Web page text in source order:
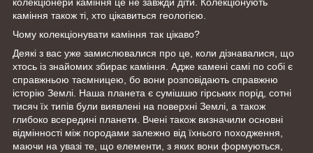
колекціонери каміння це не завжди діти. Колекціонують
каміння також ті, хто цікавиться геологією.
Чому колекціонувати каміння так цікаво?
Деякі з вас уже замислювалися про це, коли дізнавалися, що
хтось із знайомих збирає каміння. Адже камені самі по собі є
справжньою таємницею, бо вони розповідають справжню
історію Землі. Наша планета є сумішшю гірських порід, сотні
тисяч їх типів були виявлені на поверхні Землі, а також
глибоко всередині планети. Вчені також визначили основні
відмінності між породами залежно від їхнього походження,
маючи на увазі те, що елементи, з яких вони формуються,